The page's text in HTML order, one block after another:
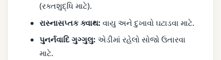
(રક્તશુદ્ધિ માટે).
રાસ્નાસપ્તક ક્વાથ: વાયુ અને દુખાવો ઘટાડવા માટે.
પુનર્નવાદિ ગુગ્ગુલુ: એડીમાં રહેલો સોજો ઉતારવા
માટે.